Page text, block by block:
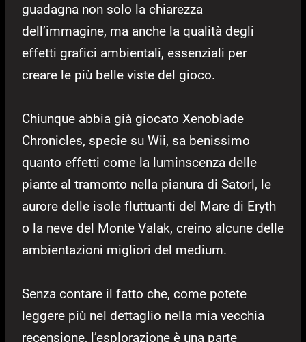
guadagna non solo la chiarezza
dell’immagine, ma anche la qualità degli
effetti grafici ambientali, essenziali per
creare le più belle viste del gioco.
Chiunque abbia già giocato Xenoblade
Chronicles, specie su Wii, sa benissimo
quanto effetti come la luminscenza delle
piante al tramonto nella pianura di Satorl, le
aurore delle isole fluttuanti del Mare di Eryth
o la neve del Monte Valak, creino alcune delle
ambientazioni migliori del medium.
Senza contare il fatto che, come potete
leggere più nel dettaglio nella mia vecchia
recensione, l’esplorazione è una parte